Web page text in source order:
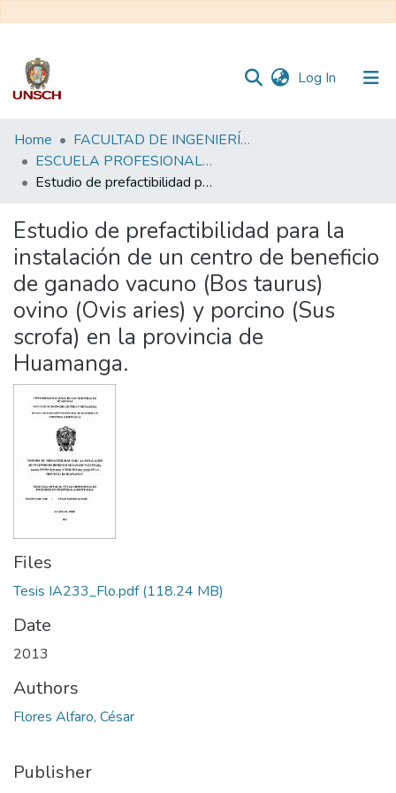
Log In (current)
Communities
&
Collections
Statistics
Home
FACULTAD DE INGENIERÍA QUÍMICA Y METALURGIA
ESCUELA PROFESIONAL DE INGENIERÍA EN INDUSTRIAS ALIMENTARIAS
Estudio de prefactibilidad para la instalación de un centro de beneficio de ganado vacuno (Bos taurus) ovino (Ovis aries) y porcino (Sus scrofa) en la provincia de Huamanga.
Estudio de prefactibilidad para la
instalación de un centro de beneficio
de ganado vacuno (Bos taurus)
ovino (Ovis aries) y porcino (Sus
scrofa) en la provincia de
Huamanga.
Files
Tesis IA233_Flo.pdf(118.24 MB)
Date
2013
Authors
Flores Alfaro, César
Publisher